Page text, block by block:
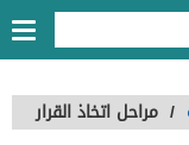
/ مراحل اتخاذ القرار